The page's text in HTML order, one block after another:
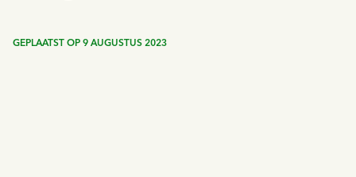
GEPLAATST OP 9 AUGUSTUS 2023